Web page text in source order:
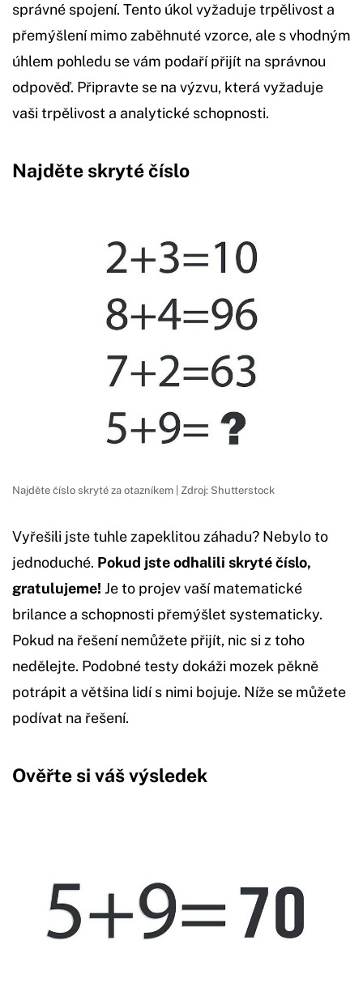
správné spojení. Tento úkol vyžaduje trpělivost a
přemýšlení mimo zaběhnuté vzorce, ale s vhodným
úhlem pohledu se vám podaří přijít na správnou
odpověď. Připravte se na výzvu, která vyžaduje
vaši trpělivost a analytické schopnosti.
Najděte skryté číslo
Najděte číslo skryté za otazníkem | Zdroj: Shutterstock
Vyřešili jste tuhle zapeklitou záhadu? Nebylo to
jednoduché. Pokud jste odhalili skryté číslo,
gratulujeme! Je to projev vaší matematické
brilance a schopnosti přemýšlet systematicky.
Pokud na řešení nemůžete přijít, nic si z toho
nedělejte. Podobné testy dokáži mozek pěkně
potrápit a většina lidí s nimi bojuje. Níže se můžete
podívat na řešení.
Ověřte si váš výsledek